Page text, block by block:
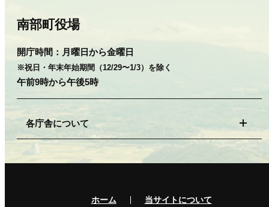
南部町役場
開庁時間： 月曜日から金曜日
※祝日・年末年始期間（12/29〜1/3）を除く
午前9時から午後5時
各庁舎について
ホーム
当サイトについて